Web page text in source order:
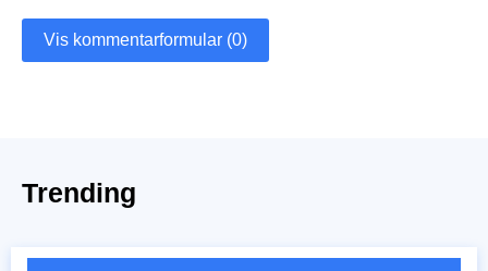
Vis kommentarformular (0)
Trending